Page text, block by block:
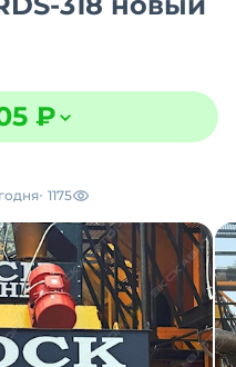
₽
1175